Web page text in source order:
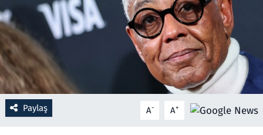
Paylaş A- A+
Resmi İlanlar
Rüya Tabirleri
Sağlık
Savunma Sanayi